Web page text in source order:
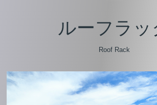
ルーフラッ
Roof Rack